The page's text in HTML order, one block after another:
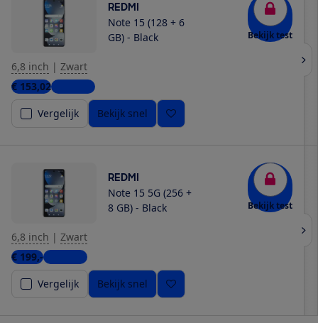
REDMI
Note 15 (128 + 6
GB) - Black
Bekijk test
6,8 inch | Zwart
€ 153,025 winkels
Vergelijk
Bekijk snel
REDMI
Note 15 5G (256 +
8 GB) - Black
Bekijk test
6,8 inch | Zwart
€ 199,-4 winkels
Vergelijk
Bekijk snel